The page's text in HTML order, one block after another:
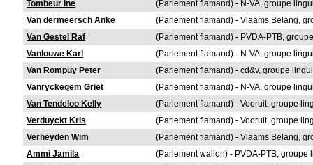
Tombeur Ine
(Parlement flamand) - N-VA, groupe
Van dermeersch Anke
(Parlement flamand) - Vlaams Belang,
Van Gestel Raf
(Parlement flamand) - PVDA-PTB,
Vanlouwe Karl
(Parlement flamand) - N-VA, groupe
Van Rompuy Peter
(Parlement flamand) - cd&v, groupe
Vanryckegem Griet
(Parlement flamand) - N-VA, groupe
Van Tendeloo Kelly
(Parlement flamand) - Vooruit, groupe
Verduyckt Kris
(Parlement flamand) - Vooruit, groupe
Verheyden Wim
(Parlement flamand) - Vlaams Belang,
Ammi Jamila
(Parlement wallon) - PVDA-PTB, groupe